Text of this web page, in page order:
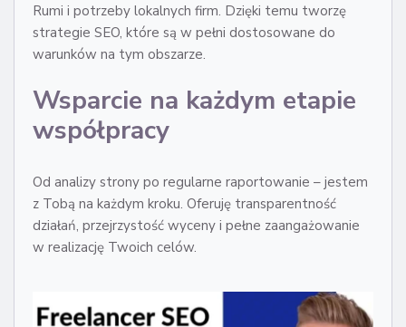
Rumi i potrzeby lokalnych firm. Dzięki temu tworzę
strategie SEO, które są w pełni dostosowane do
warunków na tym obszarze.
Wsparcie na każdym etapie
współpracy
Od analizy strony po regularne raportowanie – jestem
z Tobą na każdym kroku. Oferuję transparentność
działań, przejrzystość wyceny i pełne zaangażowanie
w realizację Twoich celów.